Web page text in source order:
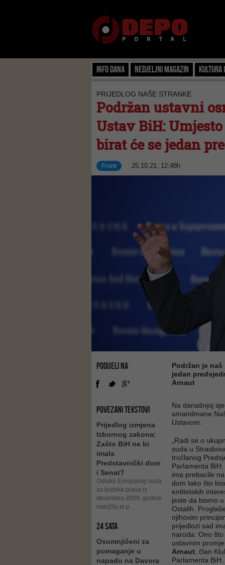
Info dana Nedjeljni magazin Kultura
PRIJEDLOG NAŠE STRANKE
Podržan ustavni
Ustav BiH:
birat će se jedan
Front 25.10.21, 12:48h
PODIJELI NA
POVEZANI TEKSTOVI
Prijedlog izmjena
Izbornog zakona:
Zašto BiH ne bi
imala
Predstavnički dom
i Senat?
Odluka Evropskog suda
za ljudska prava iz
decembra 2009. godine
naložila je p...
24 SATA
Osumnjičeni za
pomaganje u
napadu na Davora
Podržan je
jedan
Arnaut
Na današnjoj
amandmane
Ustavom.
„Radi se o
suda u
tročlanog
Parlamenta
ima prebacile
dom tako što
entitetskih
jeste da bismo
Ostalih.
njihovim
prijedlozi sad
naroda. Ono
ustavnim
Arnaut , član
Parlamenta BiH.